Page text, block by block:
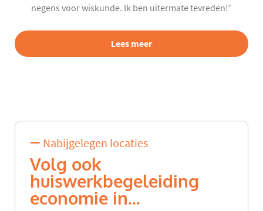
negens voor wiskunde. Ik ben uitermate tevreden!”
Lees meer
Nabijgelegen locaties
Volg ook
huiswerkbegeleiding
economie in...